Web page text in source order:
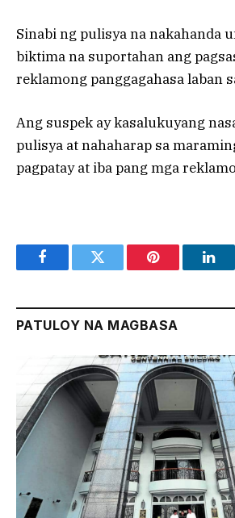
Sinabi ng pulisya na nakahanda
biktima na suportahan ang
reklamong panggagahasa laban
Ang suspek ay kasalukuyang
pulisya at nahaharap sa
pagpatay at iba pang mga
FacebookTwitter Pinterest
PATULOY NA MAGBASA